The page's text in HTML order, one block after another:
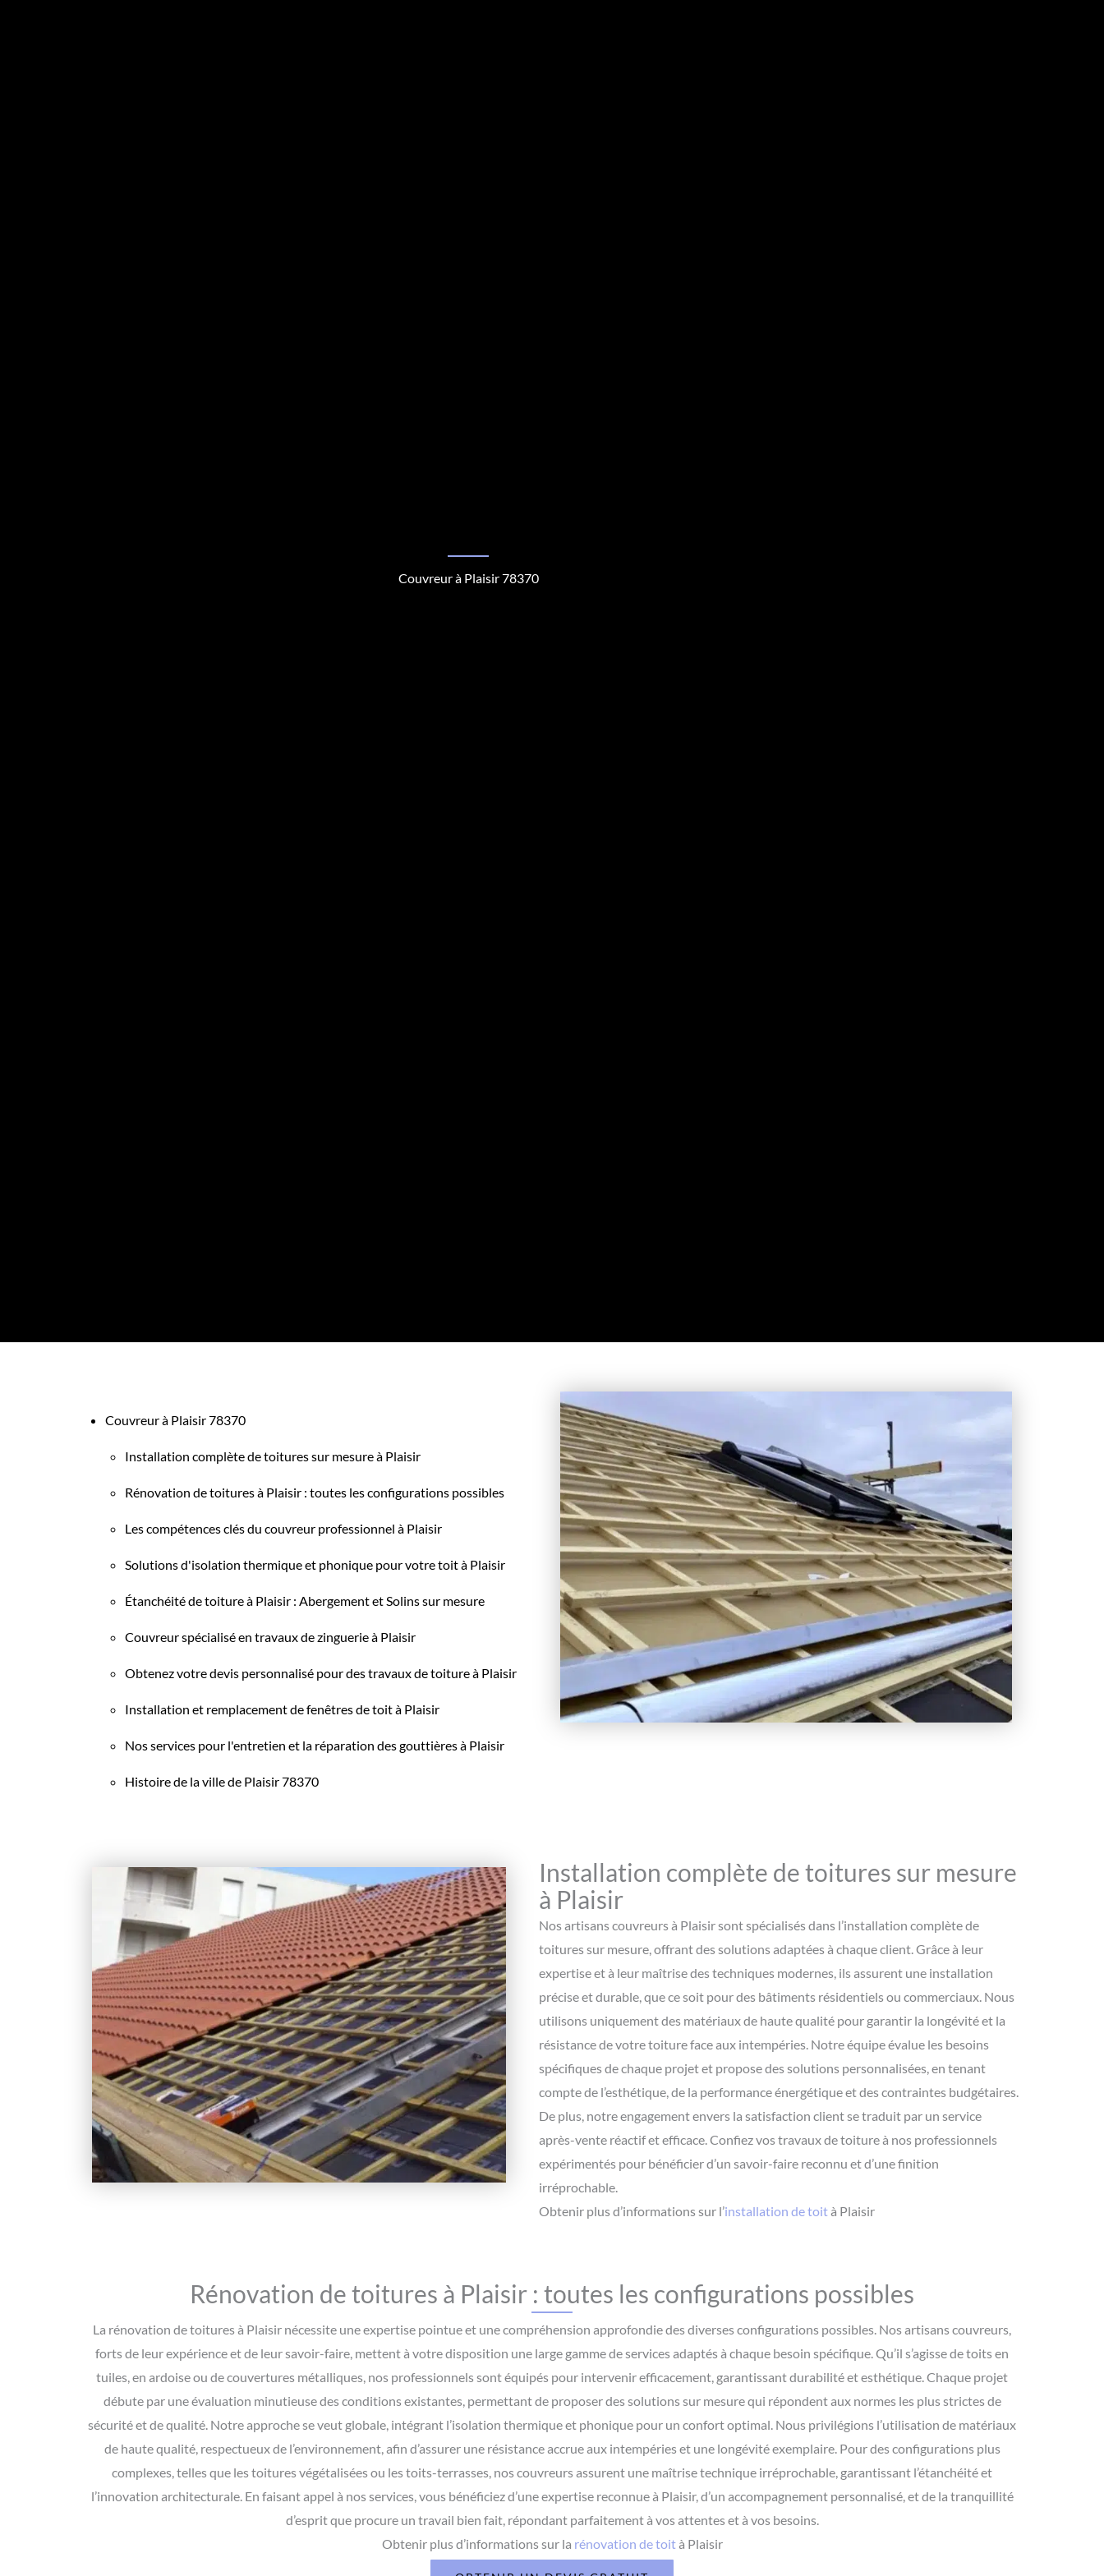
Couvreur à Plaisir 78370
Couvreur à Plaisir 78370
Installation complète de toitures sur mesure à Plaisir
Rénovation de toitures à Plaisir : toutes les configurations possibles
Les compétences clés du couvreur professionnel à Plaisir
Solutions d'isolation thermique et phonique pour votre toit à Plaisir
Étanchéité de toiture à Plaisir : Abergement et Solins sur mesure
Couvreur spécialisé en travaux de zinguerie à Plaisir
Obtenez votre devis personnalisé pour des travaux de toiture à Plaisir
Installation et remplacement de fenêtres de toit à Plaisir
Nos services pour l'entretien et la réparation des gouttières à Plaisir
Histoire de la ville de Plaisir 78370
Installation complète de toitures sur mesure
à Plaisir
Nos artisans couvreurs à Plaisir sont spécialisés dans l’installation complète de
toitures sur mesure, offrant des solutions adaptées à chaque client. Grâce à leur
expertise et à leur maîtrise des techniques modernes, ils assurent une installation
précise et durable, que ce soit pour des bâtiments résidentiels ou commerciaux. Nous
utilisons uniquement des matériaux de haute qualité pour garantir la longévité et la
résistance de votre toiture face aux intempéries. Notre équipe évalue les besoins
spécifiques de chaque projet et propose des solutions personnalisées, en tenant
compte de l’esthétique, de la performance énergétique et des contraintes budgétaires.
De plus, notre engagement envers la satisfaction client se traduit par un service
après-vente réactif et efficace. Confiez vos travaux de toiture à nos professionnels
expérimentés pour bénéficier d’un savoir-faire reconnu et d’une finition
irréprochable.
Obtenir plus d’informations sur l’installation de toità Plaisir
Rénovation de toitures à Plaisir : toutes les configurations possibles
La rénovation de toitures à Plaisir nécessite une expertise pointue et une compréhension approfondie des diverses configurations possibles. Nos artisans couvreurs,
forts de leur expérience et de leur savoir-faire, mettent à votre disposition une large gamme de services adaptés à chaque besoin spécifique. Qu’il s’agisse de toits en
tuiles, en ardoise ou de couvertures métalliques, nos professionnels sont équipés pour intervenir efficacement, garantissant durabilité et esthétique. Chaque projet
débute par une évaluation minutieuse des conditions existantes, permettant de proposer des solutions sur mesure qui répondent aux normes les plus strictes de
sécurité et de qualité. Notre approche se veut globale, intégrant l’isolation thermique et phonique pour un confort optimal. Nous privilégions l’utilisation de matériaux
de haute qualité, respectueux de l’environnement, afin d’assurer une résistance accrue aux intempéries et une longévité exemplaire. Pour des configurations plus
complexes, telles que les toitures végétalisées ou les toits-terrasses, nos couvreurs assurent une maîtrise technique irréprochable, garantissant l’étanchéité et
l’innovation architecturale. En faisant appel à nos services, vous bénéficiez d’une expertise reconnue à Plaisir, d’un accompagnement personnalisé, et de la tranquillité
d’esprit que procure un travail bien fait, répondant parfaitement à vos attentes et à vos besoins.
Obtenir plus d’informations sur la rénovation de toità Plaisir